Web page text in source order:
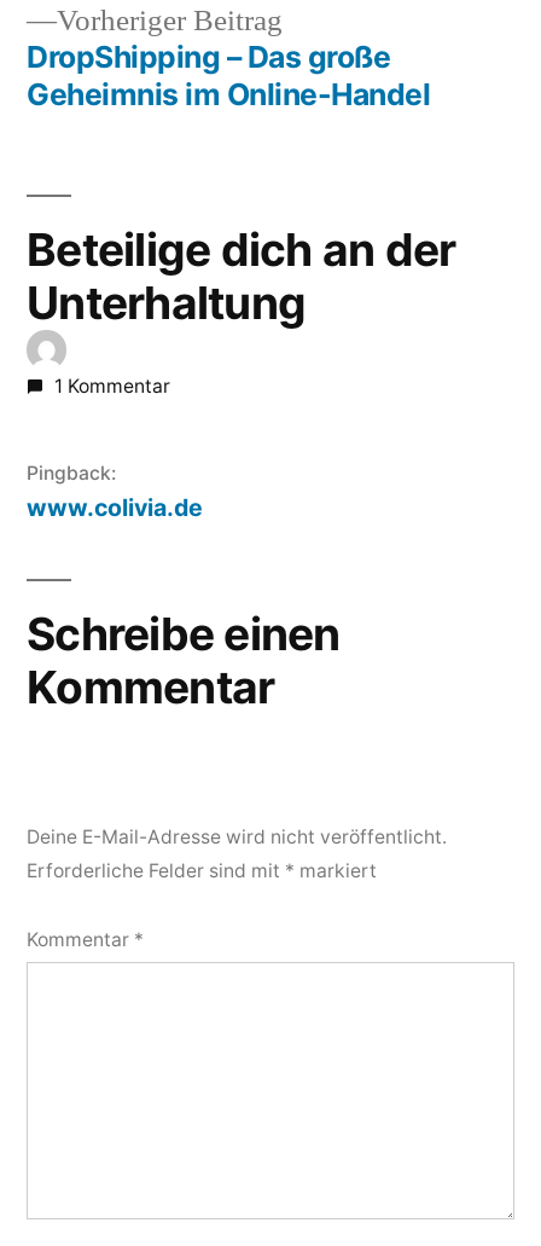
Vorheriger Beitrag
Beitrag:
DropShipping – Das große
Geheimnis im Online-Handel
Beteilige dich an der
Unterhaltung
1 Kommentar
Pingback:
www.colivia.de
Schreibe einen
Kommentar
Deine E-Mail-Adresse wird nicht veröffentlicht.
Erforderliche Felder sind mit * markiert
Kommentar *